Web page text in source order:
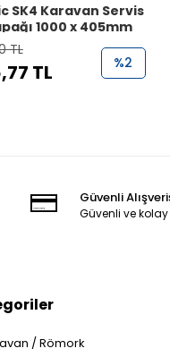
SK4 Karavan Servis
1000 x 405mm
TL
TL %2
Güvenli
Güvenli ve
/ Römork